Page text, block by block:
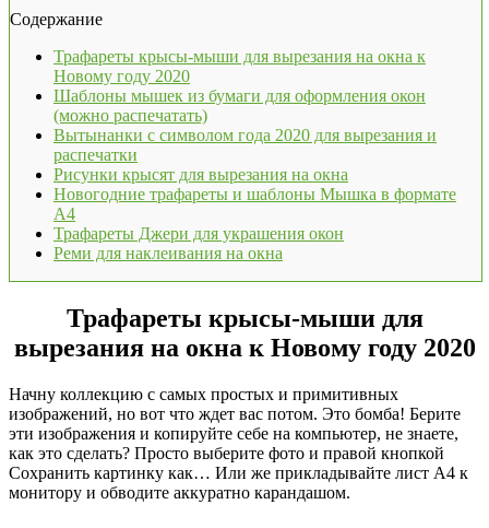
Содержание
Трафареты крысы-мыши для вырезания на окна к
Новому году 2020
Шаблоны мышек из бумаги для оформления окон
(можно распечатать)
Вытынанки с символом года 2020 для вырезания и
распечатки
Рисунки крысят для вырезания на окна
Новогодние трафареты и шаблоны Мышка в формате
А4
Трафареты Джери для украшения окон
Реми для наклеивания на окна
Трафареты крысы-мыши для
вырезания на окна к Новому году 2020
Начну коллекцию с самых простых и примитивных
изображений, но вот что ждет вас потом. Это бомба! Берите
эти изображения и копируйте себе на компьютер, не знаете,
как это сделать? Просто выберите фото и правой кнопкой
Сохранить картинку как… Или же прикладывайте лист А4 к
монитору и обводите аккуратно карандашом.